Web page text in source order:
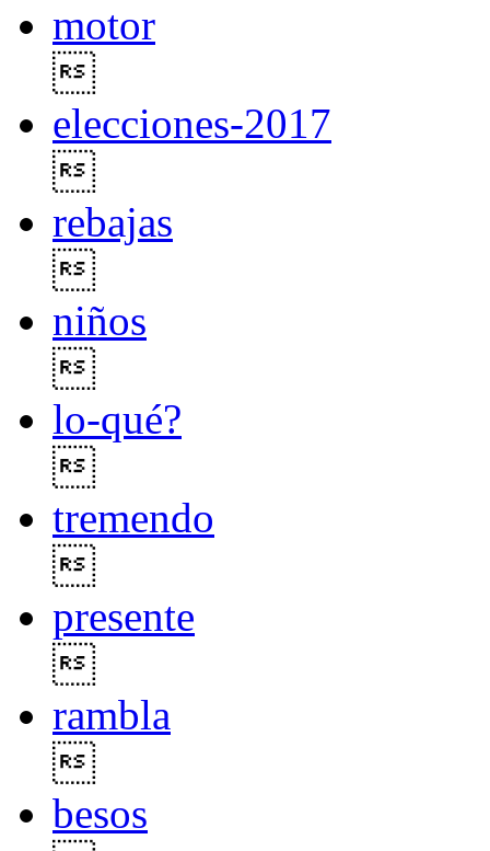
motor
elecciones-2017
rebajas
niños
lo-qué?
tremendo
presente
rambla
besos